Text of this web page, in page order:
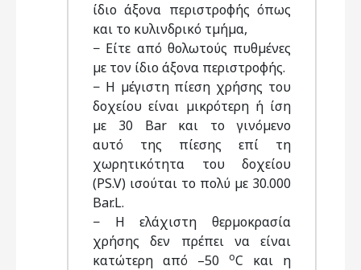
ίδιο άξονα περιστροφής όπως
και το κυλινδρικό τµήµα,
− Είτε από θολωτούς πυθµένες
µε τον ίδιο άξονα περιστροφής.
− Η µέγιστη πίεση χρήσης του
δοχείου είναι µικρότερη ή ίση
µε 30 Bar και το γινόµενο
αυτό της πίεσης επί τη
χωρητικότητα του δοχείου
(PS.V) ισούται το πολύ µε 30.000
Bar.L.
− Η ελάχιστη θερµοκρασία
χρήσης δεν πρέπει να είναι
κατώτερη από –50
oC και η